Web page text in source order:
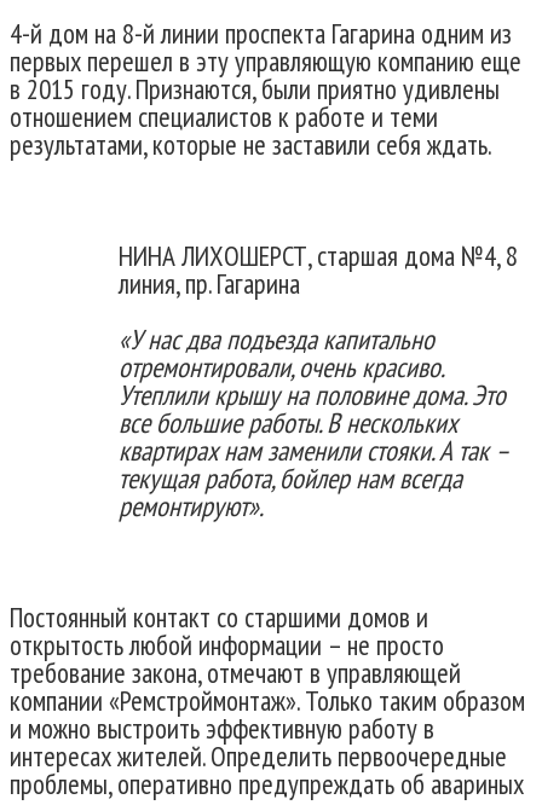
4-й дом на 8-й линии проспекта Гагарина одним из
первых перешел в эту управляющую компанию еще
в 2015 году. Признаются, были приятно удивлены
отношением специалистов к работе и теми
результатами, которые не заставили себя ждать.
НИНА ЛИХОШЕРСТ, старшая дома №4, 8
линия, пр. Гагарина
«У нас два подъезда капитально
отремонтировали, очень красиво.
Утеплили крышу на половине дома. Это
все большие работы. В нескольких
квартирах нам заменили стояки. А так –
текущая работа, бойлер нам всегда
ремонтируют».
Постоянный контакт со старшими домов и
открытость любой информации – не просто
требование закона, отмечают в управляющей
компании «Ремстроймонтаж». Только таким образом
и можно выстроить эффективную работу в
интересах жителей. Определить первоочередные
проблемы, оперативно предупреждать об авариных